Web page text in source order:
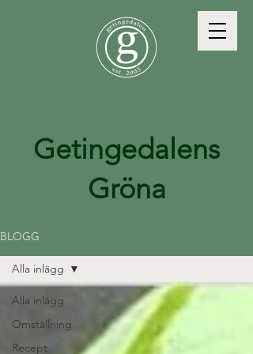
Getingedalens
Gröna
BLOGG
Alla inlägg
Omställning
Recept
Alla inlägg